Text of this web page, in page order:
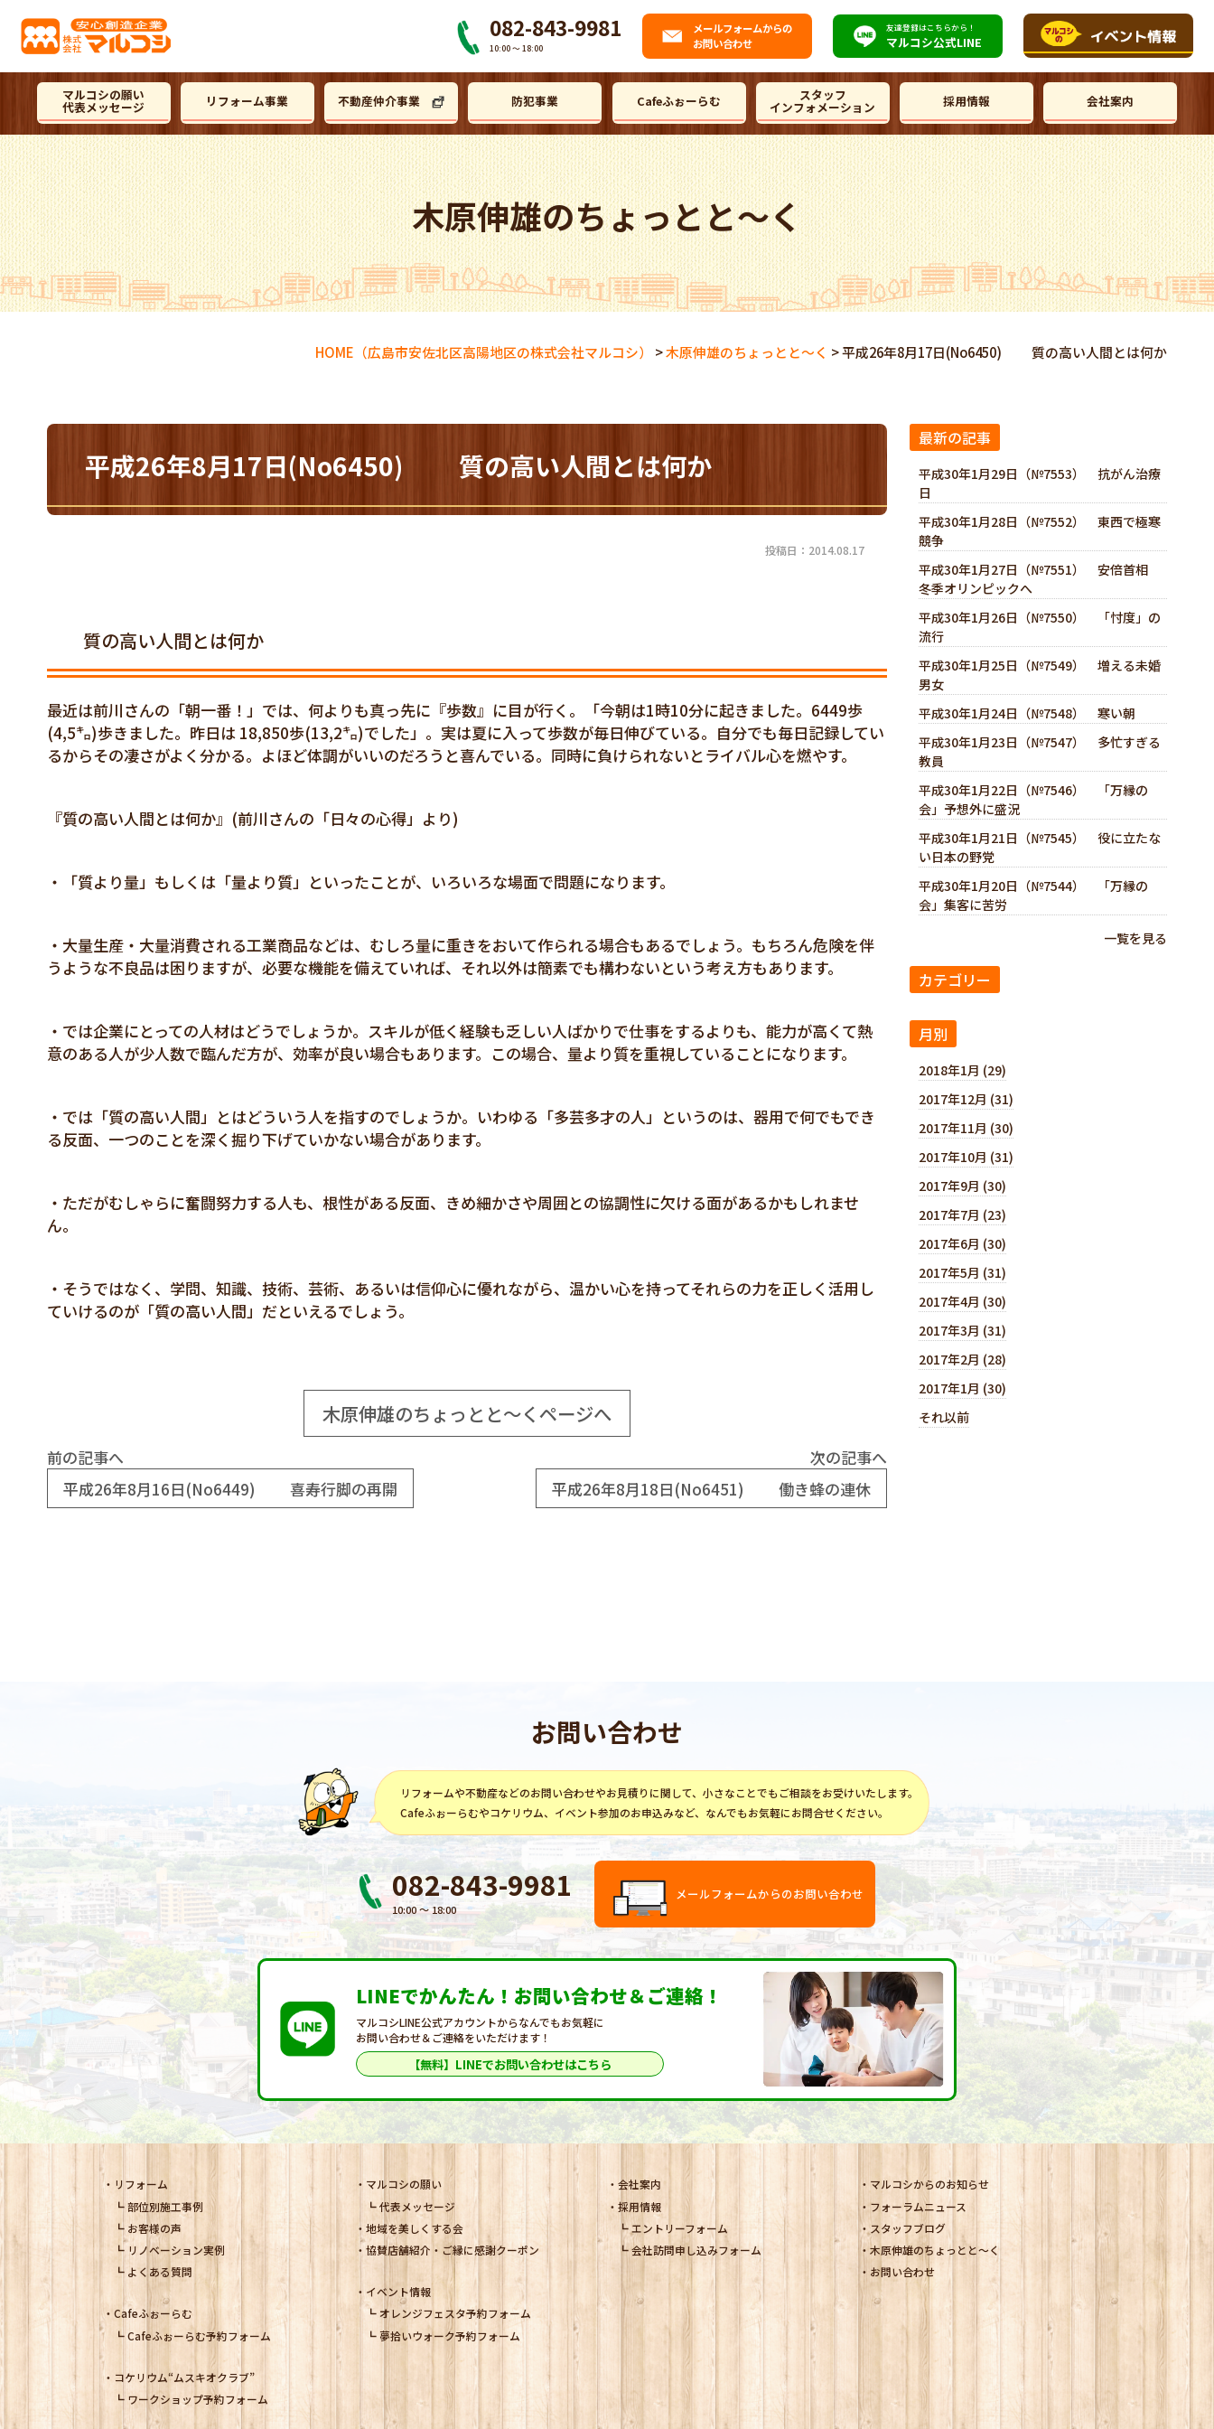
082-843-9981
10:00 〜 18:00
メールフォームからの
お問い合わせ
友達登録はこちらから！
マルコシ公式LINE
マルコシの願い
代表メッセージ リフォーム事業 不動産仲介事業 防犯事業 Cafeふぉーらむ スタッフ
インフォメーション 採用情報 会社案内
木原伸雄のちょっとと～く
HOME （広島市安佐北区高陽地区の株式会社マルコシ） >木原伸雄のちょっとと～く >平成26年8月17日(No6450) 質の高い人間とは何か
平成26年8月17日(No6450) 質の高い人間とは何か
投稿日：2014.08.17
質の高い人間とは何か
最近は前川さんの「朝一番！」では、何よりも真っ先に『歩数』に目が行く。「今朝は1時10分に起きました。6449歩
(4,5㌔)歩きました。昨日は 18,850歩(13,2㌔)でした」。実は夏に入って歩数が毎日伸びている。自分でも毎日記録してい
るからその凄さがよく分かる。よほど体調がいいのだろうと喜んでいる。同時に負けられないとライバル心を燃やす。
『質の高い人間とは何か』(前川さんの「日々の心得」より)
・「質より量」もしくは「量より質」といったことが、いろいろな場面で問題になります。
・大量生産・大量消費される工業商品などは、むしろ量に重きをおいて作られる場合もあるでしょう。もちろん危険を伴
うような不良品は困りますが、必要な機能を備えていれば、それ以外は簡素でも構わないという考え方もあります。
・では企業にとっての人材はどうでしょうか。スキルが低く経験も乏しい人ばかりで仕事をするよりも、能力が高くて熱
意のある人が少人数で臨んだ方が、効率が良い場合もあります。この場合、量より質を重視していることになります。
・では「質の高い人間」とはどういう人を指すのでしょうか。いわゆる「多芸多才の人」というのは、器用で何でもでき
る反面、一つのことを深く掘り下げていかない場合があります。
・ただがむしゃらに奮闘努力する人も、根性がある反面、きめ細かさや周囲との協調性に欠ける面があるかもしれませ
ん。
・そうではなく、学問、知識、技術、芸術、あるいは信仰心に優れながら、温かい心を持ってそれらの力を正しく活用し
ていけるのが「質の高い人間」だといえるでしょう。
木原伸雄のちょっとと～くページへ
前の記事へ
平成26年8月16日(No6449) 喜寿行脚の再開
次の記事へ
平成26年8月18日(No6451) 働き蜂の連休
最新の記事
平成30年1月29日（№7553） 抗がん治療
日
平成30年1月28日（№7552） 東西で極寒
競争
平成30年1月27日（№7551） 安倍首相
冬季オリンピックへ
平成30年1月26日（№7550） 「忖度」の
流行
平成30年1月25日（№7549） 増える未婚
男女
平成30年1月24日（№7548） 寒い朝
平成30年1月23日（№7547） 多忙すぎる
教員
平成30年1月22日（№7546） 「万縁の
会」予想外に盛況
平成30年1月21日（№7545） 役に立たな
い日本の野党
平成30年1月20日（№7544） 「万縁の
会」集客に苦労
一覧を見る
カテゴリー
月別
2018年1月 (29)
2017年12月 (31)
2017年11月 (30)
2017年10月 (31)
2017年9月 (30)
2017年7月 (23)
2017年6月 (30)
2017年5月 (31)
2017年4月 (30)
2017年3月 (31)
2017年2月 (28)
2017年1月 (30)
それ以前
お問い合わせ
リフォームや不動産などのお問い合わせやお見積りに関して、小さなことでもご相談をお受けいたします。
Cafeふぉーらむやコケリウム、イベント参加のお申込みなど、なんでもお気軽にお問合せください。
082-843-9981
10:00 〜 18:00
メールフォームからのお問い合わせ
LINEでかんたん！ お問い合わせ＆ご連絡！
マルコシLINE公式アカウントからなんでもお気軽に
お問い合わせ＆ご連絡をいただけます！
【無料】LINEでお問い合わせはこちら
リフォーム
部位別施工事例
お客様の声
リノベーション実例
よくある質問
Cafeふぉーらむ
Cafeふぉーらむ予約フォーム
コケリウム“ムスキオクラブ”
ワークショップ予約フォーム
マルコシの願い
代表メッセージ
地域を美しくする会
協賛店舗紹介・ご縁に感謝クーポン
イベント情報
オレンジフェスタ予約フォーム
夢拾いウォーク予約フォーム
会社案内
採用情報
エントリーフォーム
会社訪問申し込みフォーム
マルコシからのお知らせ
フォーラムニュース
スタッフブログ
木原伸雄のちょっとと～く
お問い合わせ